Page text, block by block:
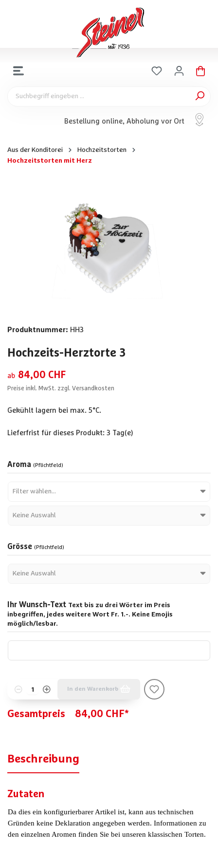
Bestellung online, Abholung vor Ort
Aus der Konditorei
Hochzeitstorten
Hochzeitstorten mit Herz
Produktnummer: HH3
Hochzeits-Herztorte 3
ab 84,00 CHF
Preise inkl. MwSt. zzgl. Versandkosten
Gekühlt lagern bei max. 5°C.
Lieferfrist für dieses Produkt: 3 Tag(e)
Aroma (Pflichtfeld)
Grösse (Pflichtfeld)
Ihr Wunsch-Text Text bis zu drei Wörter im Preis
inbegriffen, jedes weitere Wort Fr. 1.-. Keine Emojis
möglich/lesbar.
Gesamtpreis 84,00 CHF*
In den Warenkorb
Beschreibung
Zutaten
Da dies ein konfigurierbarer Artikel ist, kann aus technischen
Gründen keine Deklaration angegeben werden. Informationen zu
den einzelnen Aromen finden Sie bei unseren klassischen Torten.